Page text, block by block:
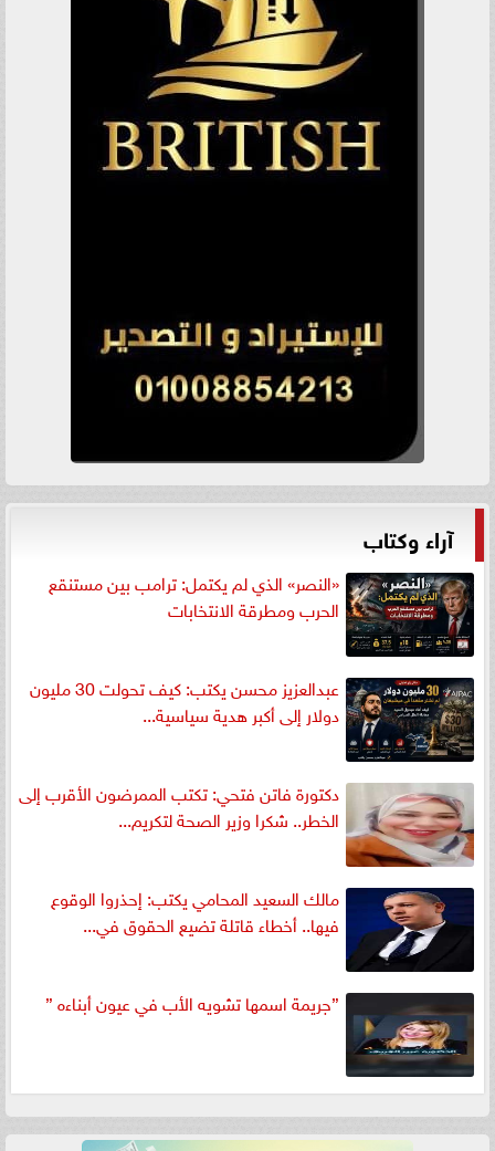
آراء وكتاب
«النصر» الذي لم يكتمل: ترامب بين مستنقع
الحرب ومطرقة الانتخابات
عبدالعزيز محسن يكتب: كيف تحولت 30 مليون
دولار إلى أكبر هدية سياسية...
دكتورة فاتن فتحي: تكتب الممرضون الأقرب إلى
الخطر.. شكرا وزير الصحة لتكريم...
مالك السعيد المحامي يكتب: إحذروا الوقوع
فيها.. أخطاء قاتلة تضيع الحقوق في...
”جريمة اسمها تشويه الأب في عيون أبناءه ”